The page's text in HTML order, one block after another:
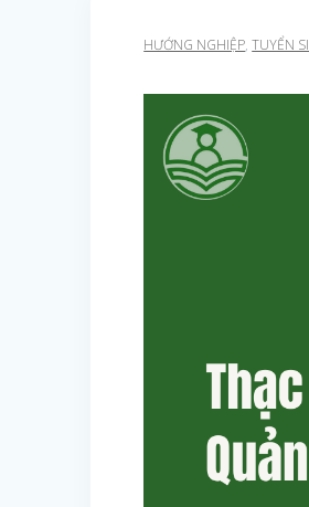
HƯỚNG NGHIỆP,TUYỂN